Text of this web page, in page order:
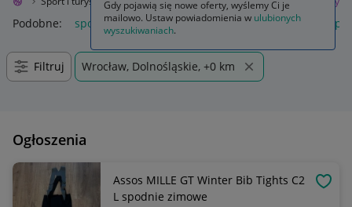
Podobne: spodnie legginsy spodnie legginsy dzwony s
Filtruj Wrocław, Dolnośląskie, +0 km
Ogłoszenia
Assos MILLE GT Winter Bib Tights C2
L spodnie zimowe
Gdy pojawią się nowe oferty, wyślemy Ci je
mailowo. Ustaw powiadomienia w ulubionych
wyszukiwaniach.